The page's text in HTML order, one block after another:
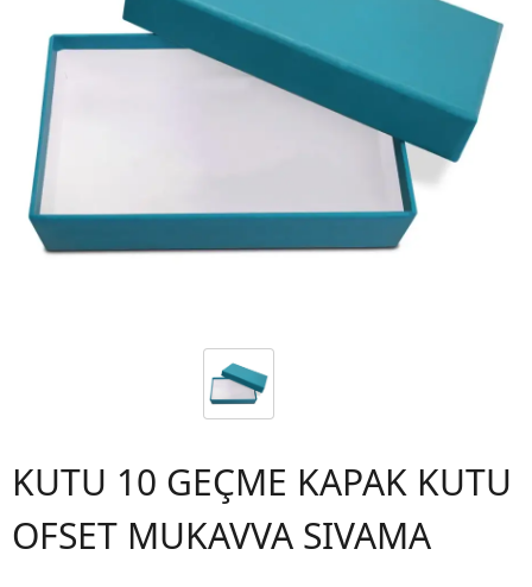
KUTU 10 GEÇME KAPAK KUTU
OFSET MUKAVVA SIVAMA